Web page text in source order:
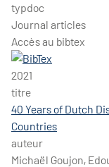
typdoc
Journal articles
Accès au bibtex
2021
titre
40 Years of Dutch
Countries
auteur
Michaël Goujon,